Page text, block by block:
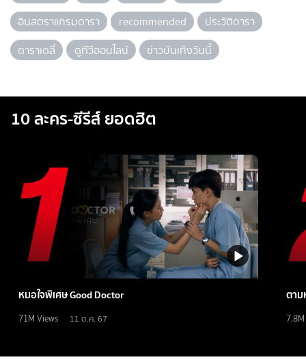
อินสตราแกรมดารา
recommended
ประวัติดารา
ดาราเดลี่
ดูทีวีออนไลน์ ข่าวบันเทิงวันนี้
10 ละคร-ซีรีส์ ยอดฮิต
หมอใจพิเศษ Good Doctor
71M Views 11 ต.ค. 67
ตาม
7.8M